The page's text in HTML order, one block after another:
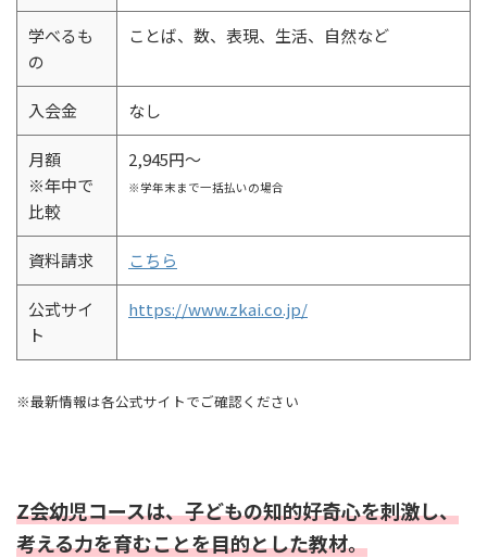
学べるも
の
ことば、数、表現、生活、自然など
入会金 なし
月額
※年中で
比較
2,945円～
※学年末まで一括払いの場合
資料請求 こちら
公式サイ
ト
https://www.zkai.co.jp/
※最新情報は各公式サイトでご確認ください
Z会幼児コースは、子どもの知的好奇心を刺激し、
考える力を育むことを目的とした教材。